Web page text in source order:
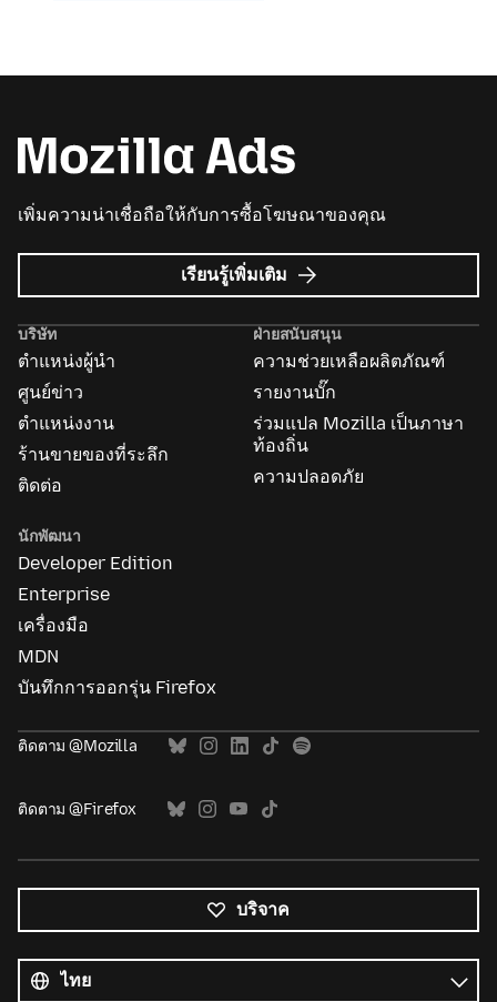
เพิ่มความน่าเชื่อถือให้กับการซื้อโฆษณาของคุณ
เรียนรู้เพิ่มเติม เกี่ยว
กับ
Ads
บริษัท
ตำแหน่งผู้นำ
ศูนย์ข่าว
ตำแหน่งงาน
ร้านขายของที่ระลึก
ติดต่อ
ฝ่ายสนับสนุน
ความช่วยเหลือผลิตภัณฑ์
รายงานบั๊ก
ร่วมแปล Mozilla เป็นภาษา
ท้องถิ่น
ความปลอดภัย
นักพัฒนา
Developer Edition
Enterprise
เครื่องมือ
MDN
บันทึกการออกรุ่น Firefox
ติดตาม @Mozilla
ติดตาม @Firefox
บริจาค
ทั้งหมด
ภาษา